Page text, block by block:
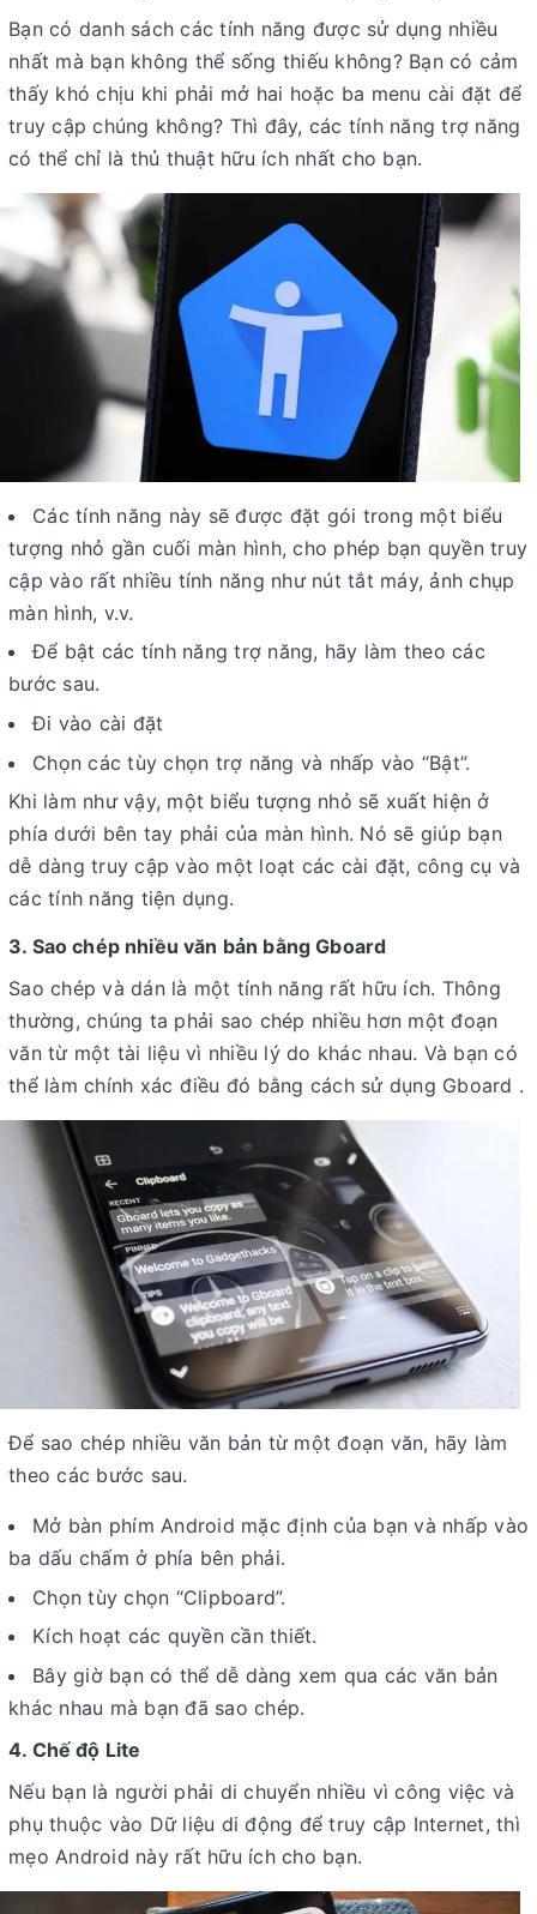
Bạn có danh sách các tính năng được sử dụng nhiều
nhất mà bạn không thể sống thiếu không? Bạn có cảm
thấy khó chịu khi phải mở hai hoặc ba menu cài đặt để
truy cập chúng không? Thì đây, các tính năng trợ năng
có thể chỉ là thủ thuật hữu ích nhất cho bạn.
Các tính năng này sẽ được đặt gói trong một biểu
tượng nhỏ gần cuối màn hình, cho phép bạn quyền truy
cập vào rất nhiều tính năng như nút tắt máy, ảnh chụp
màn hình, v.v.
Để bật các tính năng trợ năng, hãy làm theo các
bước sau.
Đi vào cài đặt
Chọn các tùy chọn trợ năng và nhấp vào “Bật”.
Khi làm như vậy, một biểu tượng nhỏ sẽ xuất hiện ở
phía dưới bên tay phải của màn hình. Nó sẽ giúp bạn
dễ dàng truy cập vào một loạt các cài đặt, công cụ và
các tính năng tiện dụng.
3. Sao chép nhiều văn bản bằng Gboard
Sao chép và dán là một tính năng rất hữu ích. Thông
thường, chúng ta phải sao chép nhiều hơn một đoạn
văn từ một tài liệu vì nhiều lý do khác nhau. Và bạn có
thể làm chính xác điều đó bằng cách sử dụng Gboard .
Để sao chép nhiều văn bản từ một đoạn văn, hãy làm
theo các bước sau.
Mở bàn phím Android mặc định của bạn và nhấp vào
ba dấu chấm ở phía bên phải.
Chọn tùy chọn “Clipboard”.
Kích hoạt các quyền cần thiết.
Bây giờ bạn có thể dễ dàng xem qua các văn bản
khác nhau mà bạn đã sao chép.
4. Chế độ Lite
Nếu bạn là người phải di chuyển nhiều vì công việc và
phụ thuộc vào Dữ liệu di động để truy cập Internet, thì
mẹo Android này rất hữu ích cho bạn.